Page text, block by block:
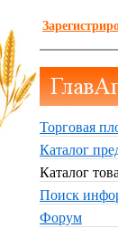
Торговая
Каталог
Каталог
Поиск
Форум